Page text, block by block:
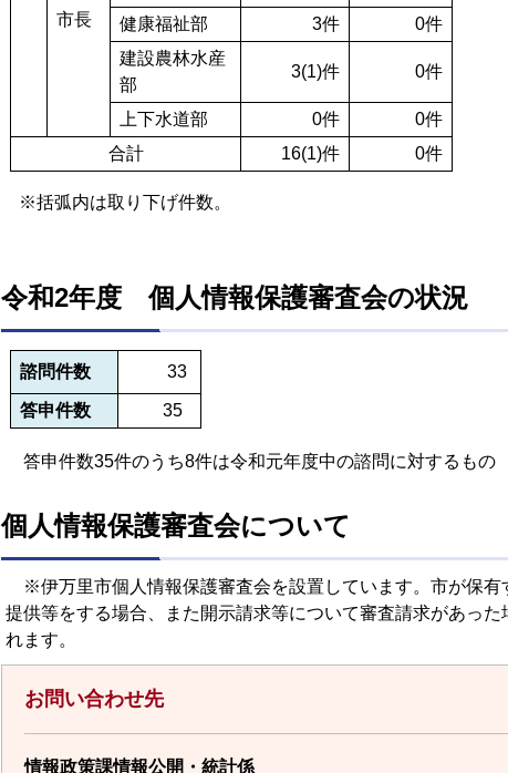
市長
健康福祉部
3件
0件
建設農林水産
部
3(1)件 0件
上下水道部 0件
0件
合計
16(1)件 0件
※括弧内は取り下げ件数。
令和2年度 個人情報保護審査会の状況
諮問件数 33
答申件数 35
答申件数35件のうち8件は令和元年度中の諮問に対するもの
個人情報保護審査会について
※伊万里市個人情報保護審査会を設置しています。市が保有
提供等をする場合、また開示請求等について審査請求があっ
れます。
お問い合わせ先
情報政策課情報公開・統計係